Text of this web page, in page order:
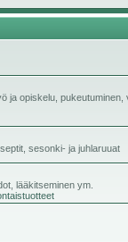
ja opiskelu, pukeutuminen,
sesonki- ja juhlaruuat
lääkitseminen ym.